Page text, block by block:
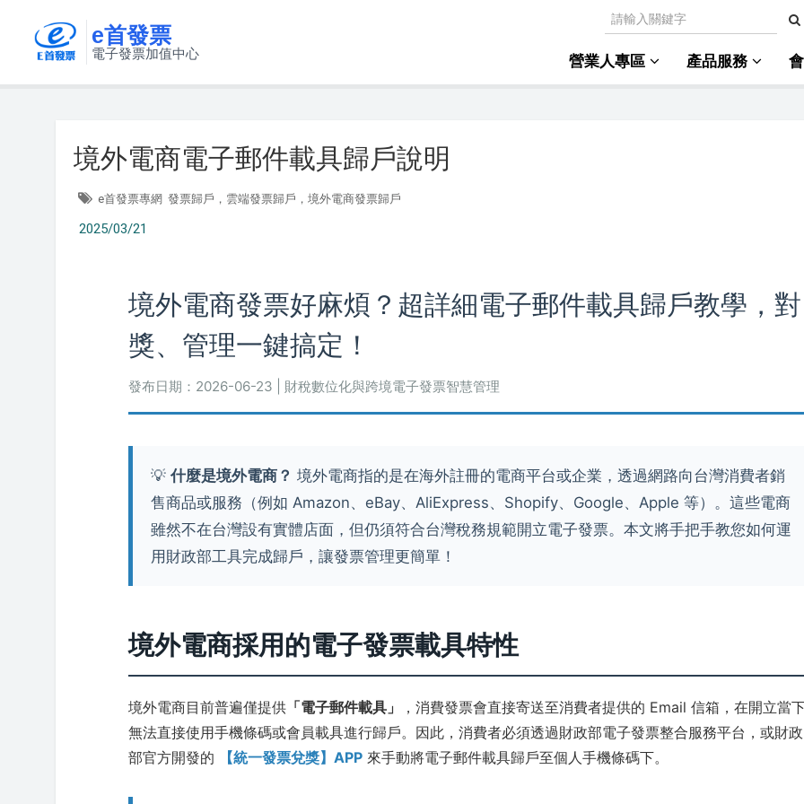
e首發票
電子發票加值中心 營業人專區 產品服務
境外電商電子郵件載具歸戶說明
e首發票專網 發票歸戶，雲端發票歸戶，境外電商發票歸戶
2025/03/21
境外電商發票好麻煩？超詳細電子郵件載具歸戶教學，對
獎、管理一鍵搞定！
發布日期：2026-06-23 | 財稅數位化與跨境電子發票智慧管理
💡什麼是境外電商？ 境外電商指的是在海外註冊的電商平台或企業，透過網路向台灣消費者銷
售商品或服務（例如 Amazon、eBay、AliExpress、Shopify、Google、Apple 等）。這些電商
雖然不在台灣設有實體店面，但仍須符合台灣稅務規範開立電子發票。本文將手把手教您如何運
用財政部工具完成歸戶，讓發票管理更簡單！
境外電商採用的電子發票載具特性
境外電商目前普遍僅提供 「電子郵件載具」
，消費發票會直接寄送至消費者提供的 Email 信箱，在開立當
無法直接使用手機條碼或會員載具進行歸戶。因此，消費者必須透過財政部電子發票整合服務平台，或財政
部官方開發的
【統一發票兌獎】APP 來手動將電子郵件載具歸戶至個人手機條碼下。